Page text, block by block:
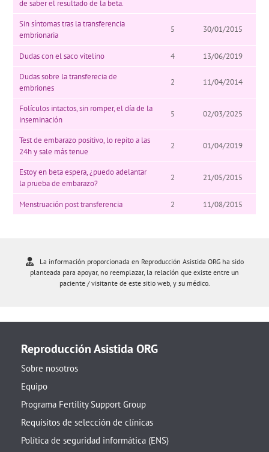
de saber el resultado de la beta.
Sin síntomas tras la transferencia
embrionaria
5 30/01/2015
Dudas con el saco vitelino 4
13/06/2019
Dudas sobre la transferecia de
embriones
2 11/04/2014
Folículos intactos, sin romper, el día de la
inseminación
5 02/03/2025
Test de embarazo positivo, lo repito a las
24h y sale más tenue
2 01/04/2019
Estoy en beta espera, ¿puedo adelantar
la prueba de embarazo?
2 21/05/2015
Menstruación post transferencia 2 11/08/2015
La información proporcionada en Reproducción Asistida ORG ha sido
planteada para apoyar, no reemplazar, la relación que existe entre un
paciente / visitante de este sitio web, y su médico.
Reproducción Asistida ORG
Sobre nosotros
Equipo
Programa Fertility Support Group
Requisitos de selección de clínicas
Política de seguridad informática (ENS)